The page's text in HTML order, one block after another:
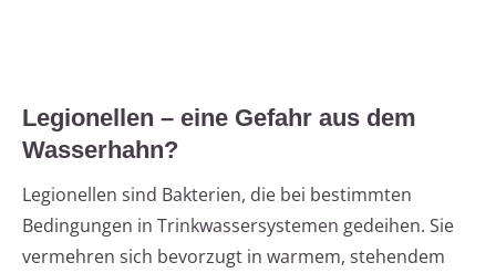
Legionellen – eine Gefahr aus dem
Wasserhahn?
Legionellen sind Bakterien, die bei bestimmten
Bedingungen in Trinkwassersystemen gedeihen. Sie
vermehren sich bevorzugt in warmem, stehendem